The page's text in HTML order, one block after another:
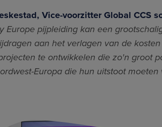
Vice-voorzitter Global CCS
Europe pijpleiding kan een
aan het verlagen van de
te ontwikkelen die zo'n groot
Europa die hun uitstoot